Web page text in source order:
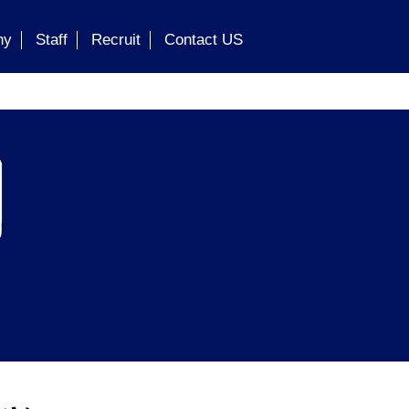
Staff Recruit Contact US